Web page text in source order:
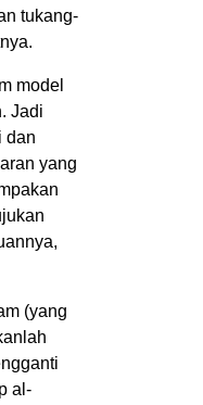
tukang-
model
Jadi
dan
yang
(yang
al-